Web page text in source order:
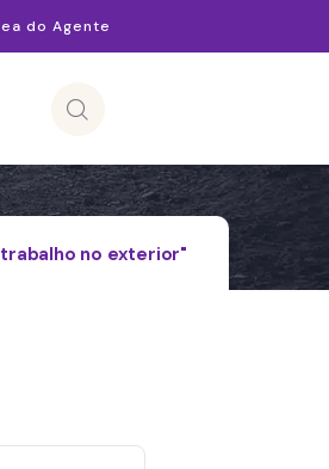
do Agente
no exterior"